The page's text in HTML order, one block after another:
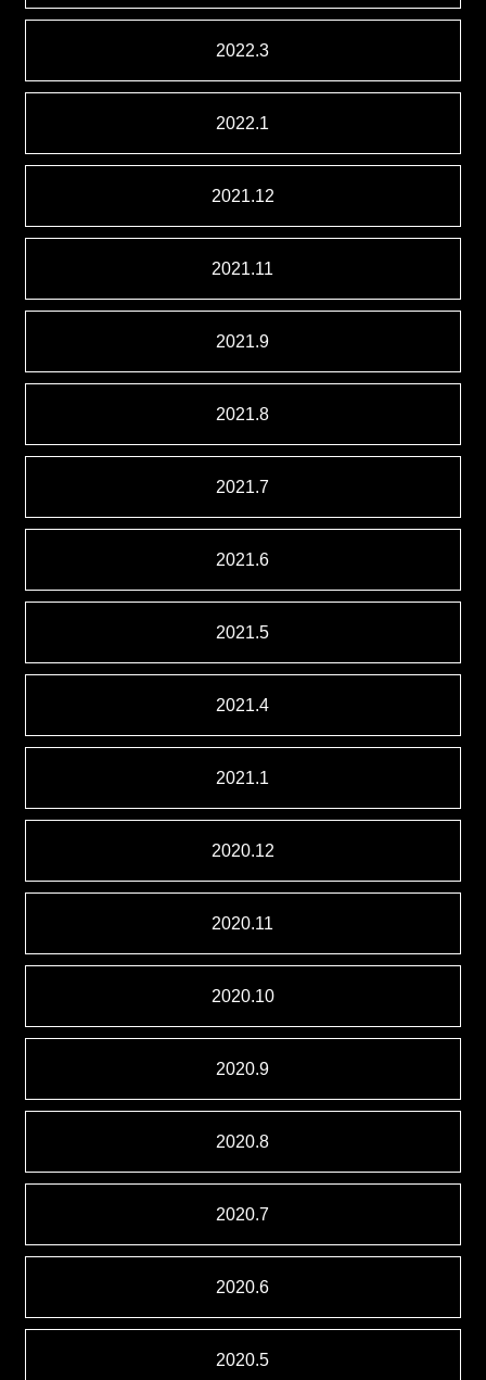
2022.3
2022.1
2021.12
2021.11
2021.9
2021.8
2021.7
2021.6
2021.5
2021.4
2021.1
2020.12
2020.11
2020.10
2020.9
2020.8
2020.7
2020.6
2020.5